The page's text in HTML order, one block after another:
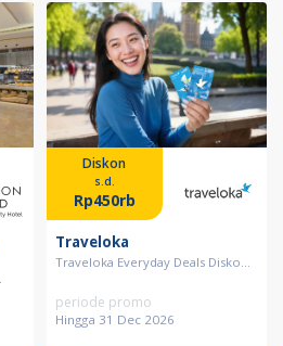
Diskon
s.d.
Rp450rb
Traveloka
Traveloka Everyday Deals Disko...
periode promo
Hingga 31 Dec 2026